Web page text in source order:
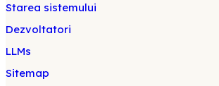
Starea sistemului
Dezvoltatori
LLMs
Sitemap